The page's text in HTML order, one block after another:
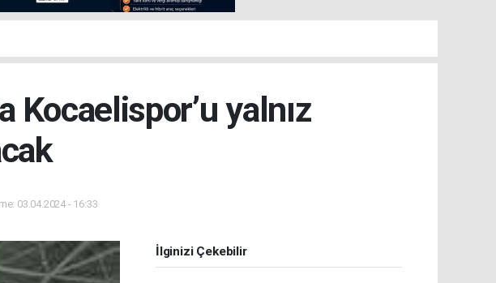
yalnız
03.04.2024 - 16:33
İlginizi Çekebilir